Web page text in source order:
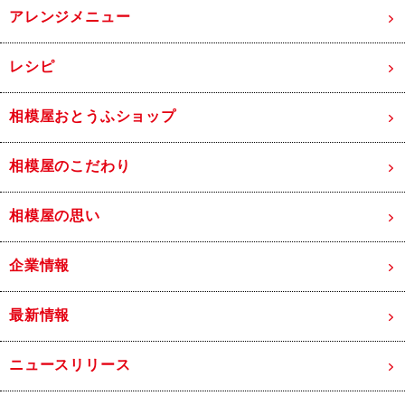
アレンジメニュー
レシピ
相模屋おとうふショップ
相模屋のこだわり
相模屋の思い
企業情報
最新情報
ニュースリリース